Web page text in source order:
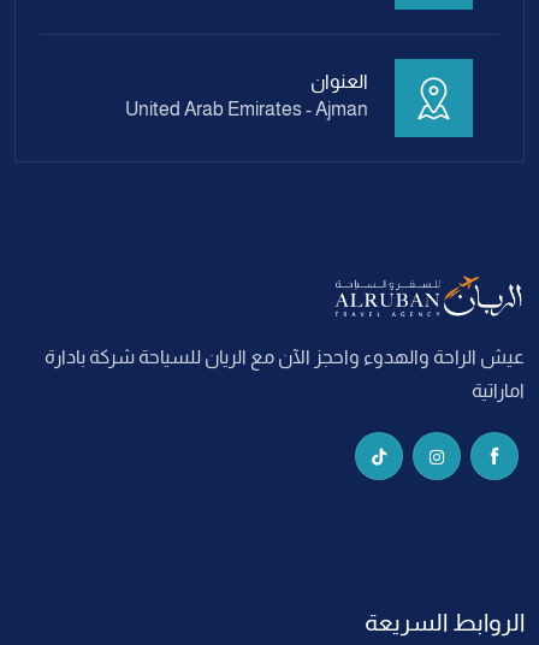
العنوان
United Arab Emirates - Ajman
عيش الراحة والهدوء واحجز الآن مع الريان للسياحة شركة بادارة
اماراتية
الروابط السريعة